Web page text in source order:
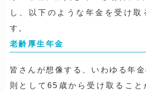
し、以下のような年金を受け取
す。
老齢厚生年金
皆さんが想像する、いわゆる年
則として65歳から受け取ること